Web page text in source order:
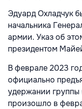
Эдуард Охладчук
начальника
армии. Указ об
президентом
В феврале 2023
официально
удержании группы
произошло в